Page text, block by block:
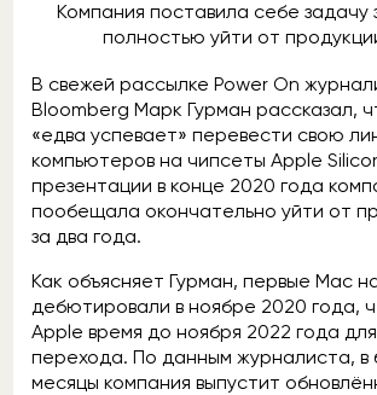
Компания поставила себе задачу
полностью уйти от
В свежей рассылке Power On
Bloomberg Марк Гурман рассказал,
«едва успевает» перевести свою
компьютеров на чипсеты Apple
презентации в конце 2020 года
пообещала окончательно уйти от
за два года.
Как объясняет Гурман, первые Mac
дебютировали в ноябре 2020 года,
Apple время до ноября 2022 года
перехода. По данным журналиста,
месяцы компания выпустит